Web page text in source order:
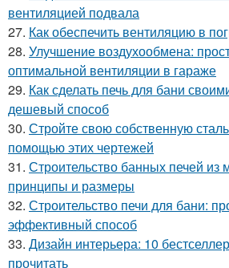
вентиляцией подвала
27. Как обеспечить вентиляцию в
28. Улучшение воздухообмена:
оптимальной вентиляции в гараже
29. Как сделать печь для бани
дешевый способ
30. Стройте свою собственную
помощью этих чертежей
31. Строительство банных печей из
принципы и размеры
32. Строительство печи для бани:
эффективный способ
33. Дизайн интерьера: 10
прочитать